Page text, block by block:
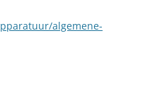
algemene-